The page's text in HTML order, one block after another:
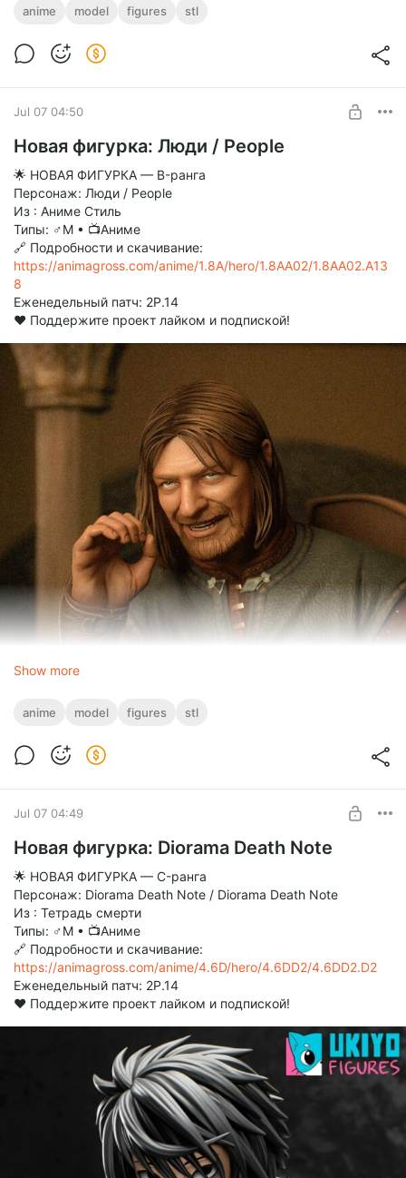
anime model figures stl
Jul 07 04:50
Новая фигурка: Люди / People
🌟 НОВАЯ ФИГУРКА — B-ранга
Персонаж: Люди / People
Из : Аниме Стиль
Типы: ♂М • 📺Аниме
🔗 Подробности и скачивание:
https://animagross.com/anime/1.8A/hero/1.8AA02/1.8AA02.A13
8
Еженедельный патч: 2P.14
❤️ Поддержите проект лайком и подпиской!
Show more
anime model figures stl
Jul 07 04:49
Новая фигурка: Diorama Death Note
🌟 НОВАЯ ФИГУРКА — C-ранга
Персонаж: Diorama Death Note / Diorama Death Note
Из : Тетрадь смерти
Типы: ♂М • 📺Аниме
🔗 Подробности и скачивание:
https://animagross.com/anime/4.6D/hero/4.6DD2/4.6DD2.D2
Еженедельный патч: 2P.14
❤️ Поддержите проект лайком и подпиской!